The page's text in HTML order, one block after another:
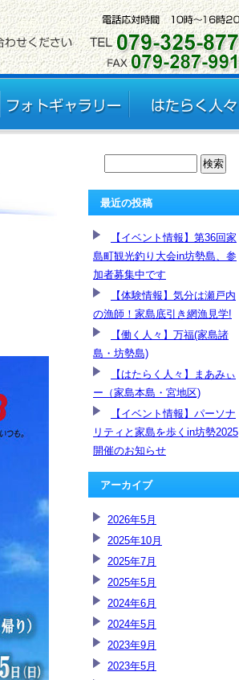
最近の投稿
【イベント情報】第36回家
島町観光釣り大会in坊勢島、参
加者募集中です
【体験情報】気分は瀬戸内
の漁師！家島底引き網漁見学!
【働く人々】万福(家島諸
島・坊勢島)
【はたらく人々】まあみぃ
ー（家島本島・宮地区)
【イベント情報】パーソナ
リティと家島を歩くin坊勢2025
開催のお知らせ
アーカイブ
2026年5月
2025年10月
2025年7月
2025年5月
2024年6月
2024年5月
2023年9月
2023年5月